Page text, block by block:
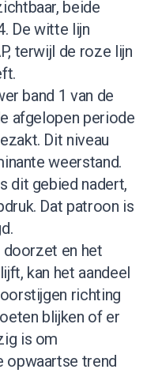
beide
De witte lijn
terwijl de roze lijn
band 1 van de
afgelopen periode
Dit niveau
weerstand.
dit gebied nadert,
Dat patroon is
doorzet en het
kan het aandeel
richting
blijken of er
is om
opwaartse trend